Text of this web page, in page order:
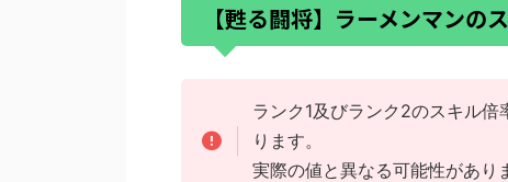
【甦る闘将】ラーメンマンの
ランク1及びランク2のスキル
ります。
実際の値と異なる可能性があり